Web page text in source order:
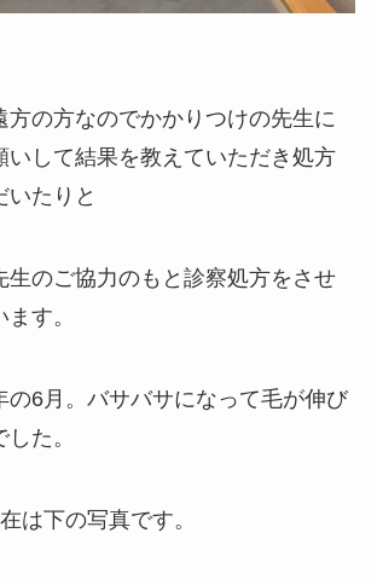
方の方なのでかかりつけの先生に
いして結果を教えていただき処方
いたりと
生のご協力のもと診察処方をさせ
す。
の6月。バサバサになって毛が伸び
た。
は下の写真です。